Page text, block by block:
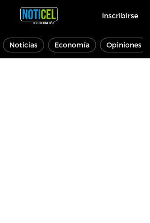
Inscribirse
Noticias Economía Opiniones